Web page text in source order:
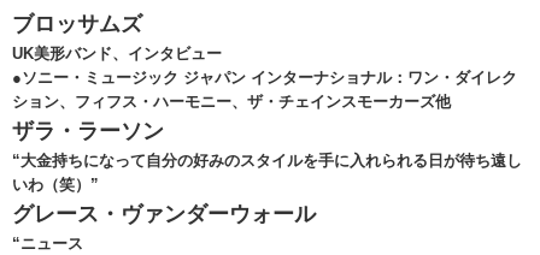
ブロッサムズ
UK美形バンド、インタビュー
●ソニー・ミュージック ジャパン インターナショナル：ワン・ダイレク
ション、フィフス・ハーモニー、ザ・チェインスモーカーズ他
ザラ・ラーソン
“大金持ちになって自分の好みのスタイルを手に入れられる日が待ち遠し
いわ（笑）”
グレース・ヴァンダーウォール
“ニュース